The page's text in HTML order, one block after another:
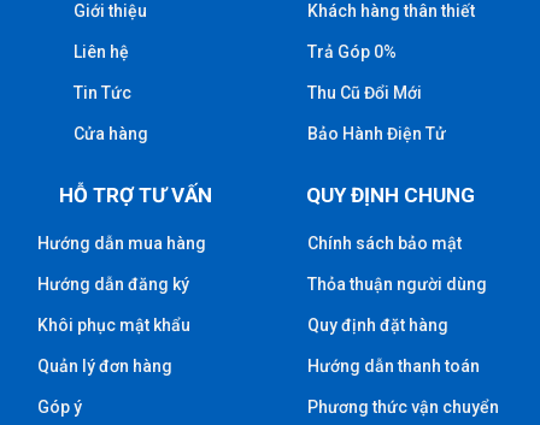
Giới thiệu
Liên hệ
Tin Tức
Cửa hàng
Khách hàng thân thiết
Trả Góp 0%
Thu Cũ Đổi Mới
Bảo Hành Điện Tử
HỖ TRỢ TƯ VẤN
Hướng dẫn mua hàng
Hướng dẫn đăng ký
Khôi phục mật khẩu
Quản lý đơn hàng
Góp ý
QUY ĐỊNH CHUNG
Chính sách bảo mật
Thỏa thuận người dùng
Quy định đặt hàng
Hướng dẫn thanh toán
Phương thức vận chuyển